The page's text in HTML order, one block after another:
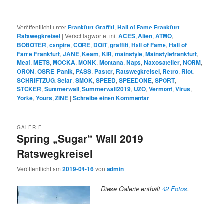
Veröffentlicht unterFrankfurt Graffiti,Hall of Fame Frankfurt
Ratswegkreisel |Verschlagwortet mitACES,Alien,ATMO,
BOBOTER,canpire,CORE, DOIT,graffiti,Hall of Fame,Hall of
Fame Frankfurt,JANE,Keam,KIR,mainstyle,Mainstylefrankfurt,
Meaf,METS,MOCKA,MONK,Montana,Naps,Naxosatelier,NORM,
ORON,OSRE, Panik, PASS, Pastor, Ratswegkreisel, Retro, Riot,
SCHRIFTZUG,Seiar,SMOK,SPEED,SPEEDONE,SPORT,
STOKER,Summerwall,Summerwall2019, UZO,Vermont,Virus,
Yorke,Yours,ZINE |Schreibe einen Kommentar
Spring „Sugar“ Wall 2019
Ratswegkreisel
GALERIE
Veröffentlicht am2019-04-16vonadmin
Diese Galerie enthält42 Fotos.